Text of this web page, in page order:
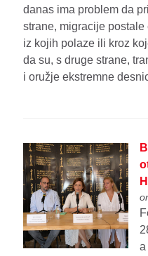
danas ima problem da
strane, migracije
iz kojih polaze ili kroz
da su, s druge strane,
i oružje ekstremne